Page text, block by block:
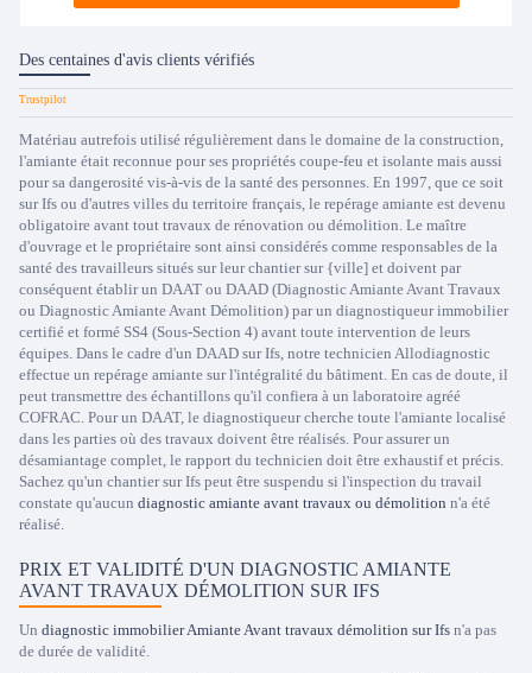
Des centaines d'avis clients vérifiés
Trustpilot
Matériau autrefois utilisé régulièrement dans le domaine de la construction,
l'amiante était reconnue pour ses propriétés coupe-feu et isolante mais aussi
pour sa dangerosité vis-à-vis de la santé des personnes. En 1997, que ce soit
sur Ifs ou d'autres villes du territoire français, le repérage amiante est devenu
obligatoire avant tout travaux de rénovation ou démolition. Le maître
d'ouvrage et le propriétaire sont ainsi considérés comme responsables de la
santé des travailleurs situés sur leur chantier sur {ville] et doivent par
conséquent établir un DAAT ou DAAD (Diagnostic Amiante Avant Travaux
ou Diagnostic Amiante Avant Démolition) par un diagnostiqueur immobilier
certifié et formé SS4 (Sous-Section 4) avant toute intervention de leurs
équipes. Dans le cadre d'un DAAD sur Ifs, notre technicien Allodiagnostic
effectue un repérage amiante sur l'intégralité du bâtiment. En cas de doute, il
peut transmettre des échantillons qu'il confiera à un laboratoire agréé
COFRAC. Pour un DAAT, le diagnostiqueur cherche toute l'amiante localisé
dans les parties où des travaux doivent être réalisés. Pour assurer un
désamiantage complet, le rapport du technicien doit être exhaustif et précis.
Sachez qu'un chantier sur Ifs peut être suspendu si l'inspection du travail
constate qu'aucun diagnostic amiante avant travaux ou démolition n'a été
réalisé.
PRIX ET VALIDITÉ D'UN DIAGNOSTIC AMIANTE
AVANT TRAVAUX DÉMOLITION SUR IFS
Un diagnostic immobilier Amiante Avant travaux démolition sur Ifs n'a pas
de durée de validité.